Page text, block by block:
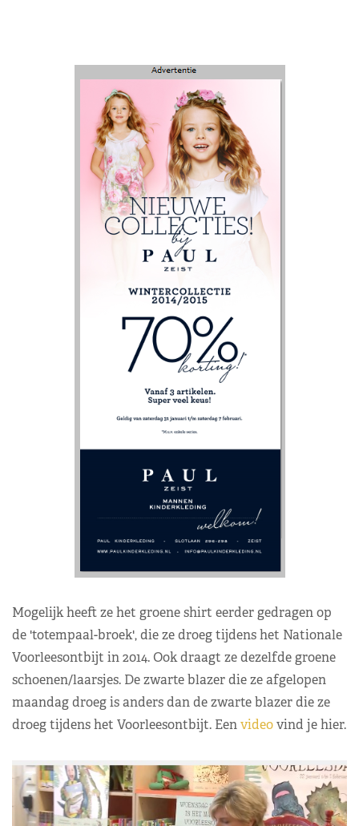
Mogelijk heeft ze het groene shirt eerder gedragen op
de 'totempaal-broek', die ze droeg tijdens het Nationale
Voorleesontbijt in 2014. Ook draagt ze dezelfde groene
schoenen/laarsjes. De zwarte blazer die ze afgelopen
maandag droeg is anders dan de zwarte blazer die ze
droeg tijdens het Voorleesontbijt. Eenvideovind je hier.